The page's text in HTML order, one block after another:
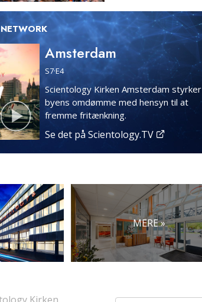
Amsterdam
S7·E4
Scientology Kirken Amsterdam styrker
byens omdømme med hensyn til at
fremme fritænkning.
Se det på Scientology.TV
MERE »